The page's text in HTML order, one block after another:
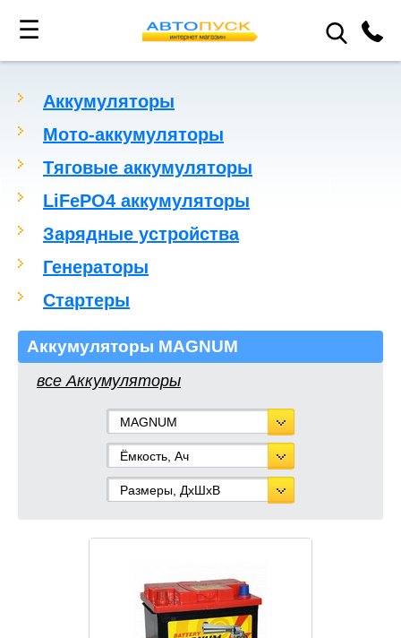
☰
Аккумуляторы
Мото-аккумуляторы
Тяговые аккумуляторы
LiFePO4 аккумуляторы
Зарядные устройства
Генераторы
Стартеры
Аккумуляторы MAGNUM
все Аккумуляторы
MAGNUM
Ёмкость, Ач
Размеры, ДхШхВ